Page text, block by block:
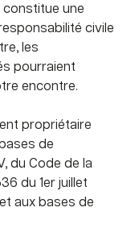
une
civile
les
pourraient
encontre.
propriétaire
de
du Code de la
du 1er juillet
aux bases de